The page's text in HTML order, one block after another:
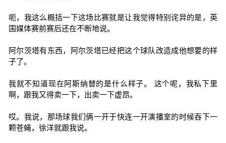
呃，我这么概括一下这场比赛就是让我觉得特别诧异的是，英
国媒体赛前赛后还在不断地说。
阿尔茨塔有东西，阿尔茨塔已经把这个球队改造成他想要的样
子了。
我就不知道现在阿斯纳替的是什么样子。 这个呢，我私下里
啊，跟我又得卖一下，出卖一下虚昂。
哎。我说，那场球我们俩一开于快连一开演播室的时候吞下一
颗苍蝇，徐洋就跟我说。